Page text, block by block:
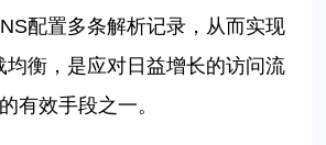
配置多条解析记录，从而实现
均衡，是应对日益增长的访问流
有效手段之一。